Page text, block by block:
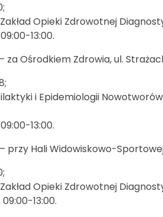
Opieki Zdrowotnej
13:00.
za Ośrodkiem Zdrowia, ul.
i Epidemiologii Nowotworów
13:00.
przy Hali Widowiskowo-
Opieki Zdrowotnej
13:00.